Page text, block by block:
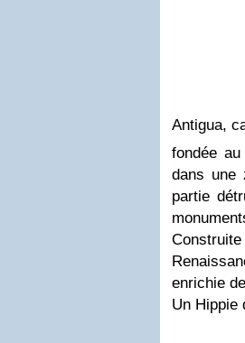
Antigua,
fondée
dans une
partie
enrichie
Un Hippie